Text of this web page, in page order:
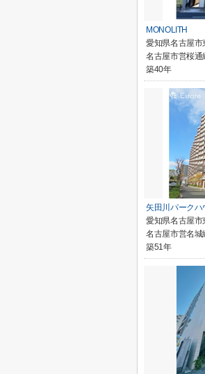
MONOLITH
愛知県名古屋市
名古屋市営桜
築40年
矢田川パークハ
愛知県名古屋市
名古屋市営名
築51年